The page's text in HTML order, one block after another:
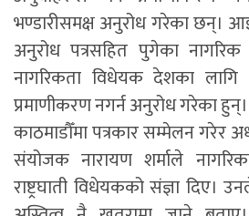
भण्डारीसमक्ष अनुरोध गरेका छन्।
अनुरोध पत्रसहित पुगेका
नागरिकता विधेयक देशका
प्रमाणीकरण नगर्न अनुरोध गरेका हुन्।
काठमाडौँमा पत्रकार सम्मेलन गरेर
संयोजक नारायण शर्माले
राष्ट्रघाती विधेयकको संज्ञा